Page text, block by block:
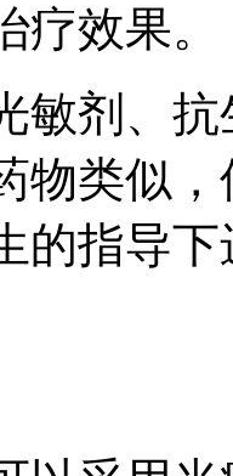
疗效果。
敏剂、
物类似
的指导